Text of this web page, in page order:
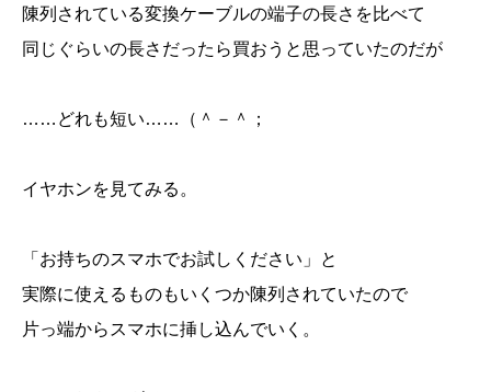
陳列されている変換ケーブルの端子の長さを比べて
同じぐらいの長さだったら買おうと思っていたのだが
……どれも短い……（＾－＾；
イヤホンを見てみる。
「お持ちのスマホでお試しください」と
実際に使えるものもいくつか陳列されていたので
片っ端からスマホに挿し込んでいく。